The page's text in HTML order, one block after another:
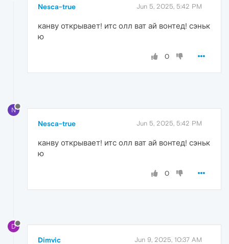
Nesca-true Jun 5, 2025, 5:42 PM
канву открывает! итс олл ват ай вонтед! сэньк
ю
0
N
Nesca-true Jun 5, 2025, 5:42 PM
канву открывает! итс олл ват ай вонтед! сэньк
ю
0
D
Dimvic Jun 9, 2025, 10:37 AM